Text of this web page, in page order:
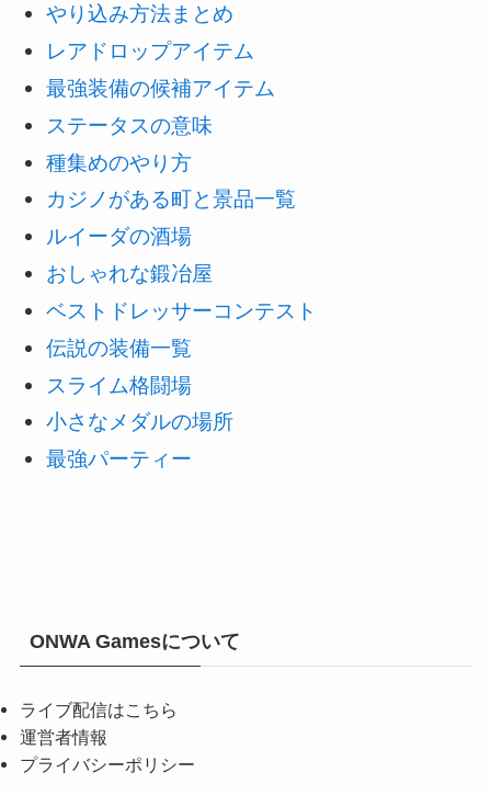
やり込み方法まとめ
レアドロップアイテム
最強装備の候補アイテム
ステータスの意味
種集めのやり方
カジノがある町と景品一覧
ルイーダの酒場
おしゃれな鍛冶屋
ベストドレッサーコンテスト
伝説の装備一覧
スライム格闘場
小さなメダルの場所
最強パーティー
ONWA Gamesについて
ライブ配信はこちら
運営者情報
プライバシーポリシー